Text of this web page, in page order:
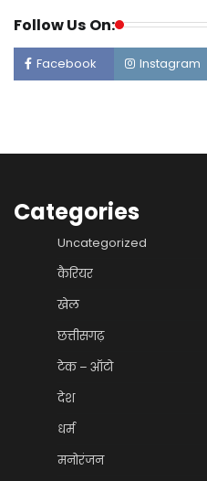
Follow Us On:
Facebook Instagram
Categories
Uncategorized
कैरियर
खेल
छत्तीसगढ़
टेक – ऑटो
देश
धर्म
मनोरंजन